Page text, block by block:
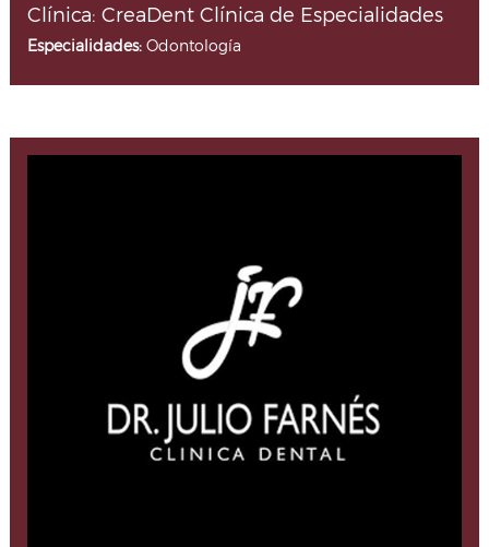
Clínica: CreaDent Clínica de Especialidades
Especialidades: Odontología